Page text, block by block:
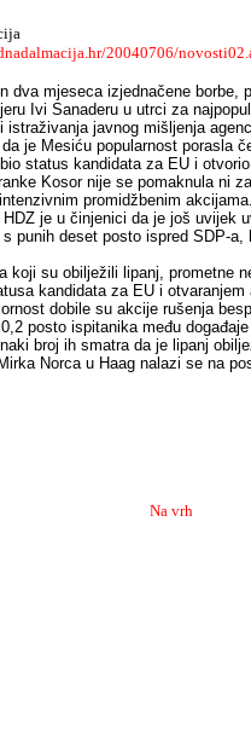
20040706/
dva mjeseca izjednačene borbe,
Ivi Sanaderu u utrci za
istraživanja javnog mišljenja
je Mesiću popularnost porasla
status kandidata za EU i
Kosor nije se pomaknula ni
promidžbenim
je u činjenici da je još uvijek
punih deset posto ispred SDP-a,
koji su obilježili lipanj, prometne
kandidata za EU i
dobile su akcije rušenja
posto ispitanika među
broj ih smatra da je lipanj
Norca u Haag nalazi se na
Na vrh